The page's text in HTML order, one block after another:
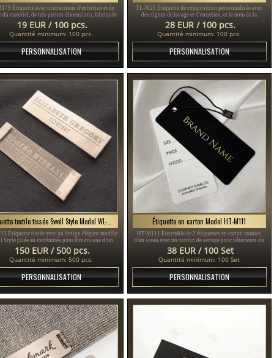
Étiquette avec instructions d'entretien et de
du materiel, de très petites dimensions, fabriquée
satin blanc, personnalisée avec symboles et nom
de la marque.
19 EUR / 100 pcs.
Quantité minimum: 100 pcs.
PERSONNALISATION
TL-M20 Étiquette de composition personnalisée avec
des signes de lavage et d'entretien, et le nom de la
Marque ou le logo, adaptée à tout produit textile, en
particulier les vêtements.
28 EUR / 100 pcs.
Quantité minimum: 100 pcs.
PERSONNALISATION
Étiquette textile tissée Swell Style Model WL-M15
Étiquette tissée avec un design élégant modèle
Style pliée au extrémités pour être cousue d’un
textile, personnalisée en différentes couleurs.
150 EUR / 500 pcs.
Quantité minimum: 500 pcs.
PERSONNALISATION
Étiquette en carton Model HT-M111
HT-M111 Ensemble de 2 étiquettes en carton munies
d'un sceau avec un cordon de serrage pour vêtements ou
accessoires vestimentaires, fabriquées en carton épais
plastifié et imprimé avec du texte or et noir.
38 EUR / 100 Set
Quantité minimum: 100 Set
PERSONNALISATION